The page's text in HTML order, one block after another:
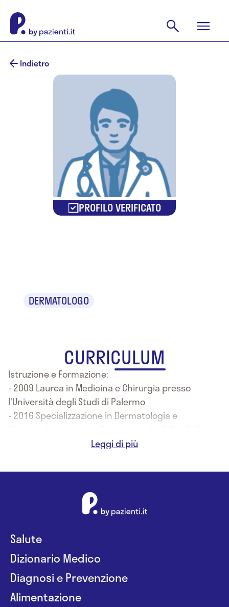
Indietro
PROFILO VERIFICATO
DERMATOLOGO
CURRICULUM
Istruzione e Formazione:
- 2009 Laurea in Medicina e Chirurgia presso
l'Università degli Studi di Palermo
- 2016 Specializzazione in Dermatologia e
Salute
Dizionario Medico
Diagnosi e Prevenzione
Alimentazione